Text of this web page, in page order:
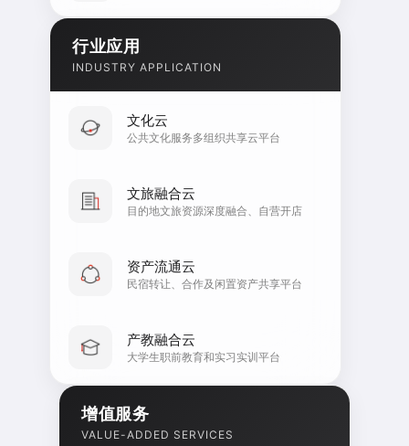
行业应用
INDUSTRY APPLICATION
文化云
公共文化服务多组织共享云平台
文旅融合云
目的地文旅资源深度融合、自营开店
资产流通云
民宿转让、合作及闲置资产共享平台
产教融合云
大学生职前教育和实习实训平台
增值服务
VALUE-ADDED SERVICES